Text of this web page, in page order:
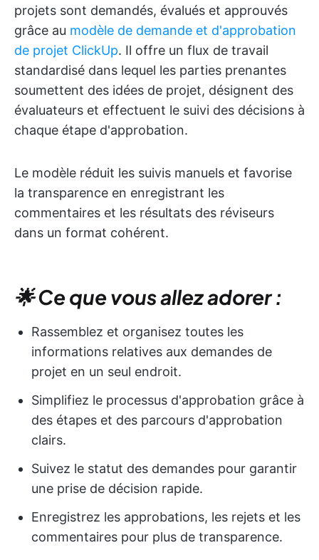
projets sont demandés, évalués et approuvés
grâce au modèle de demande et d'approbation
de projet ClickUp. Il offre un flux de travail
standardisé dans lequel les parties prenantes
soumettent des idées de projet, désignent des
évaluateurs et effectuent le suivi des décisions à
chaque étape d'approbation.
Le modèle réduit les suivis manuels et favorise
la transparence en enregistrant les
commentaires et les résultats des réviseurs
dans un format cohérent.
🌟 Ce que vous allez adorer :
Rassemblez et organisez toutes les
informations relatives aux demandes de
projet en un seul endroit.
Simplifiez le processus d'approbation grâce à
des étapes et des parcours d'approbation
clairs.
Suivez le statut des demandes pour garantir
une prise de décision rapide.
Enregistrez les approbations, les rejets et les
commentaires pour plus de transparence.